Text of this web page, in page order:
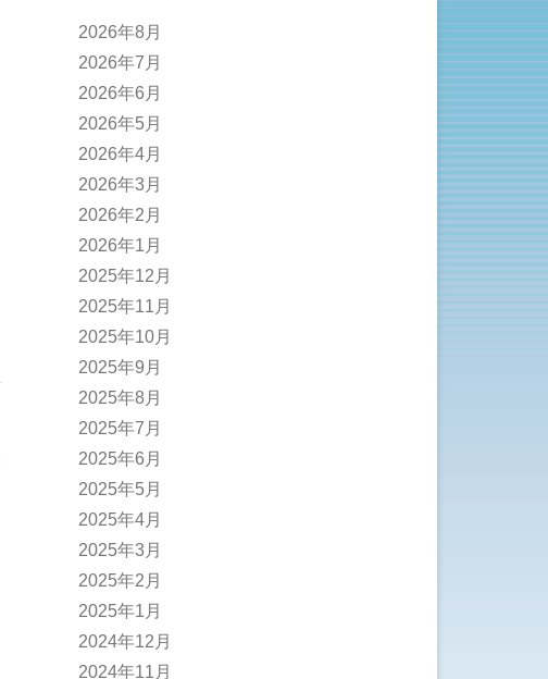
2026年8月
2026年7月
2026年6月
2026年5月
2026年4月
2026年3月
2026年2月
2026年1月
2025年12月
2025年11月
2025年10月
2025年9月
2025年8月
2025年7月
2025年6月
2025年5月
2025年4月
2025年3月
2025年2月
2025年1月
2024年12月
2024年11月